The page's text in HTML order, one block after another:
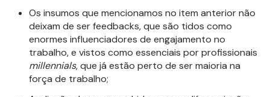
Os insumos que mencionamos no item anterior não
deixam de ser feedbacks, que são tidos como
enormes influenciadores de engajamento no
trabalho, e vistos como essenciais por profissionais
millennials, que já estão perto de ser maioria na
força de trabalho;